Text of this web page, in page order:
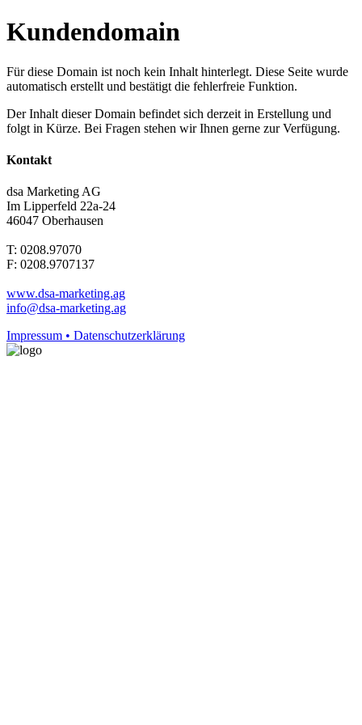
Kundendomain
Für diese Domain ist noch kein Inhalt hinterlegt. Diese Seite wurde
automatisch erstellt und bestätigt die fehlerfreie Funktion.
Der Inhalt dieser Domain befindet sich derzeit in Erstellung und
folgt in Kürze. Bei Fragen stehen wir Ihnen gerne zur Verfügung.
Kontakt
dsa Marketing AG
Im Lipperfeld 22a-24
46047 Oberhausen
T: 0208.97070
F: 0208.9707137
www.dsa-marketing.ag
info@dsa-marketing.ag
Impressum • Datenschutzerklärung